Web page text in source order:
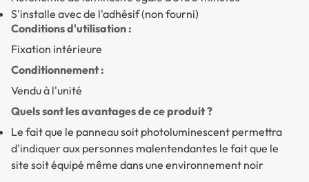
S'installe avec de l'adhésif (non fourni)
Conditions d'utilisation :
Fixation intérieure
Conditionnement :
Vendu à l'unité
Quels sont les avantages de ce produit ?
Le fait que le panneau soit photoluminescent permettra
d'indiquer aux personnes malentendantes le fait que le
site soit équipé même dans une environnement noir